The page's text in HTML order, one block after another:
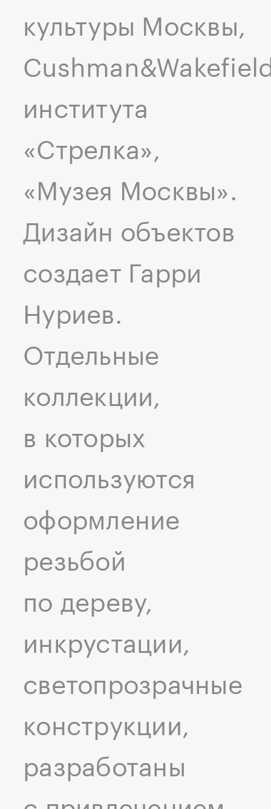
культуры Москвы,
института
«Стрелка»,
«Музея Москвы».
Дизайн объектов
создает Гарри
Нуриев.
Отдельные
коллекции,
в которых
используются
оформление
резьбой
по дереву,
инкрустации,
светопрозрачные
конструкции,
разработаны